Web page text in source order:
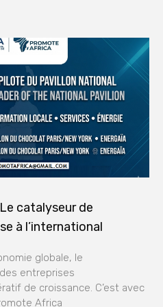
catalyseur de
à l’international
globale, le
entreprises
de croissance. C’est avec
Africa